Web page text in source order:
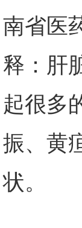
南省医
释：肝
起很多
振、黄
状。